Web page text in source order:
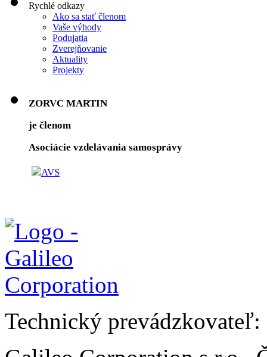
Rychlé odkazy
Ako sa stať členom
Vaše výhody
Podujatia
Zverejňovanie
Aktuality
Projekty
ZORVC MARTIN
je členom
Asociácie vzdelávania samosprávy
Technický prevádzkovateľ: